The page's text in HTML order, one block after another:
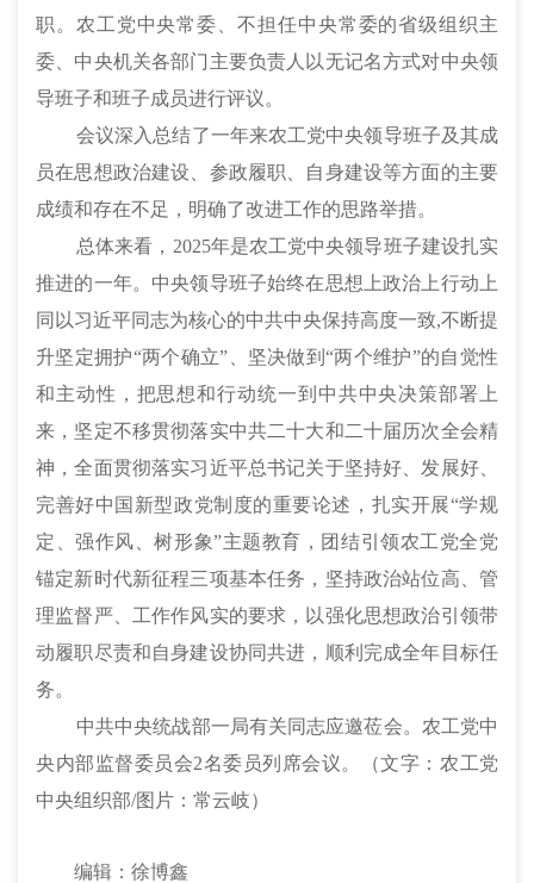
职。农工党中央常委、不担任中央常委的省级组织主
委、中央机关各部门主要负责人以无记名方式对中央领
导班子和班子成员进行评议。
会议深入总结了一年来农工党中央领导班子及其成
员在思想政治建设、参政履职、自身建设等方面的主要
成绩和存在不足，明确了改进工作的思路举措。
总体来看， 2025年是农工党中央领导班子建设扎实
推进的一年。中央领导班子始终在思想上政治上行动上
同以习近平同志为核心的中共中央保持高度一致,不断提
升坚定拥护“两个确立”、坚决做到“两个维护”的自觉性
和主动性，把思想和行动统一到中共中央决策部署上
来，坚定不移贯彻落实中共二十大和二十届历次全会精
神，全面贯彻落实习近平总书记关于坚持好、发展好、
完善好中国新型政党制度的重要论述，扎实开展“学规
定、强作风、树形象”主题教育，团结引领农工党全党
锚定新时代新征程三项基本任务，坚持政治站位高、管
理监督严、工作作风实的要求，以强化思想政治引领带
动履职尽责和自身建设协同共进，顺利完成全年目标任
务。
中共中央统战部一局有关同志应邀莅会。农工党中
央内部监督委员会2名委员列席会议。 （文字：农工党
中央组织部/图片：常云岐）
编辑：徐博鑫